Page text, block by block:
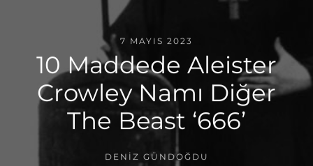
7 MAYIS 2023
10 Maddede Aleister
Crowley Namı Diğer
The Beast ‘666’
DENIZ GÜNDOĞDU